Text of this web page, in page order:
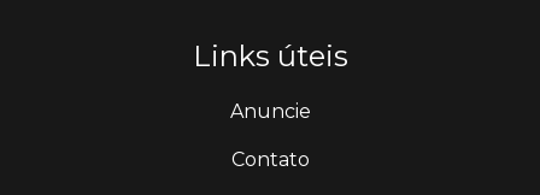
Links úteis
Anuncie
Contato